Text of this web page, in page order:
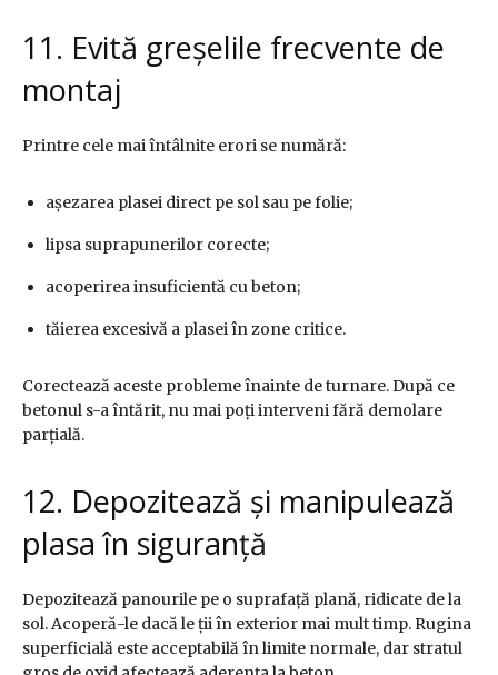
11. Evită greșelile frecvente de
montaj
Printre cele mai întâlnite erori se numără:
așezarea plasei direct pe sol sau pe folie;
lipsa suprapunerilor corecte;
acoperirea insuficientă cu beton;
tăierea excesivă a plasei în zone critice.
Corectează aceste probleme înainte de turnare. După ce
betonul s-a întărit, nu mai poți interveni fără demolare
parțială.
12. Depozitează și manipulează
plasa în siguranță
Depozitează panourile pe o suprafață plană, ridicate de la
sol. Acoperă-le dacă le ții în exterior mai mult timp. Rugina
superficială este acceptabilă în limite normale, dar stratul